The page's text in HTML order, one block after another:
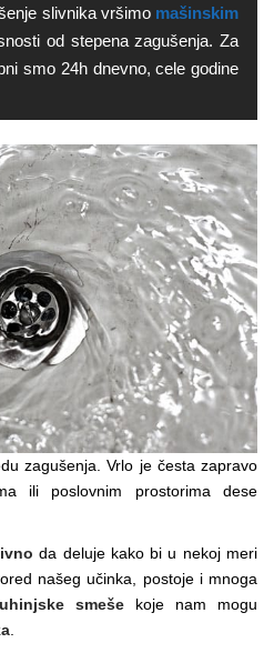
slivnika vršimo mašinskim
od stepena zagušenja. Za
smo 24h dnevno, cele godine
zagušenja. Vrlo je česta zapravo
ili poslovnim prostorima dese
da deluje kako bi u nekoj meri
našeg učinka, postoje i mnoga
smeše koje nam mogu